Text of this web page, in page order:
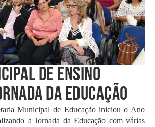
DE ENSINO
DA EDUCAÇÃO
Municipal de Educação iniciou o Ano
a Jornada da Educação com várias